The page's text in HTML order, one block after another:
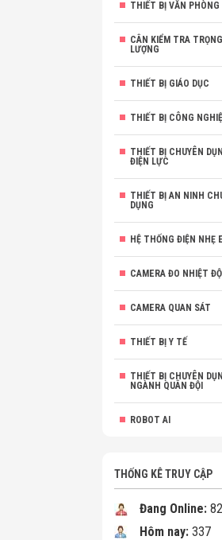
THIẾT BỊ VĂN PHÒNG
CÂN KIỂM TRA TRỌNG
LƯỢNG
THIẾT BỊ GIÁO DỤC
THIẾT BỊ CÔNG
THIẾT BỊ CHUYÊN
ĐIỆN LỰC
THIẾT BỊ AN NINH
DỤNG
HỆ THỐNG ĐIỆN NHẸ
CAMERA ĐO NHIỆT ĐỘ
CAMERA QUAN SÁT
THIẾT BỊ Y TẾ
THIẾT BỊ CHUYÊN
NGÀNH QUÂN ĐỘI
ROBOT AI
THỐNG KÊ TRUY CẬP
Đang Online: 82
Hôm nay: 337